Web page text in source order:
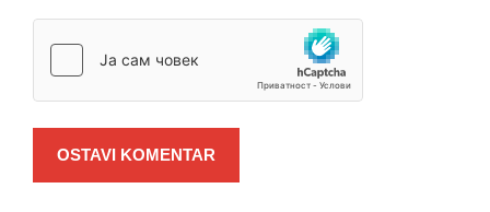
OSTAVI KOMENTAR